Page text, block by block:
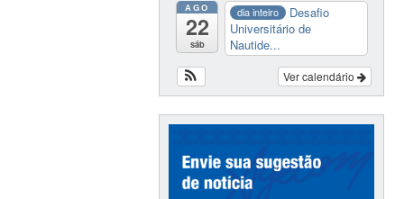
AGO
22
sáb
dia inteiro
Desafio
Universitário de
Nautide...
Ver calendário